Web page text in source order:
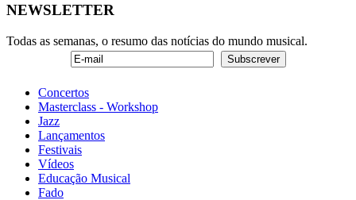
NEWSLETTER
Todas as semanas, o resumo das notícias do mundo musical.
Concertos
Masterclass - Workshop
Jazz
Lançamentos
Festivais
Vídeos
Educação Musical
Fado